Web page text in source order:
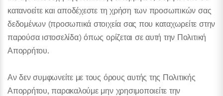
κατανοείτε και αποδέχεστε τη χρήση των προσωπικών σας
δεδομένων (προσωπικά στοιχεία σας που καταχωρείτε στην
παρούσα ιστοσελίδα) όπως ορίζεται σε αυτή την Πολιτική
Απορρήτου.
Αν δεν συμφωνείτε με τους όρους αυτής της Πολιτικής
Απορρήτου, παρακαλούμε μην χρησιμοποιείτε την